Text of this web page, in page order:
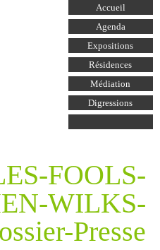
Aller au
contenu
principal
Accueil
Agenda
Expositions
Résidences
Médiation
Digressions
FOOLS-
WILKS-
Presse